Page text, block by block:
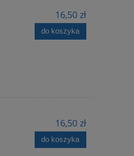
16,50 zł
do koszyka
16,50 zł
do koszyka